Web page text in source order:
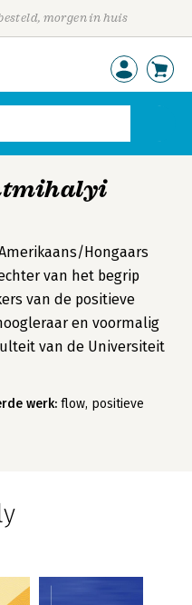
morgen in huis
Hongaars
van het begrip
van de positieve
en voormalig
van de Universiteit
werk: flow, positieve